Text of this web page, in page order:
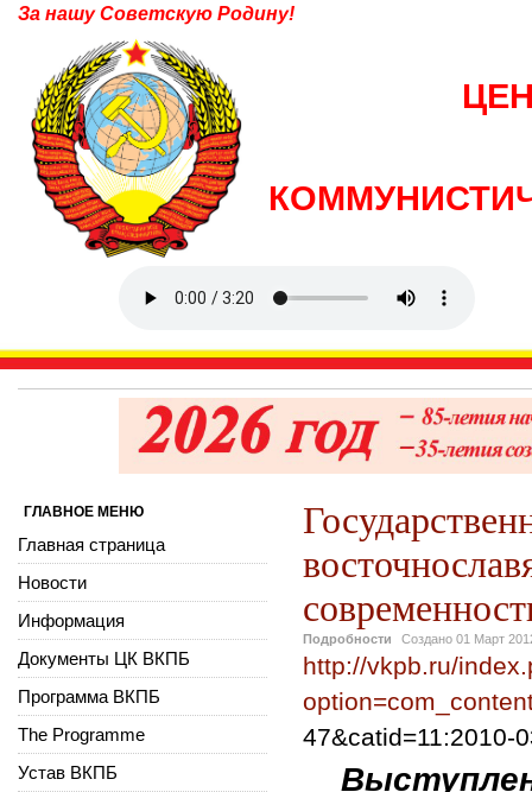
За нашу Советскую Родину!
Подробности Создано 01 Март
http://vkpb.ru/
47&catid=11:2010-
ГЛАВНОЕ МЕНЮ
Главная страница
Новости
Информация
Документы ЦК ВКПБ
Программа ВКПБ
The Programme
Устав ВКПБ